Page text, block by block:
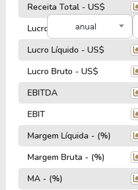
anual
Receita Total - US$
Lucro Operacional - US$
Lucro Líquido - US$
Lucro Bruto - US$
EBITDA
EBIT
Margem Líquida - (%)
Margem Bruta - (%)
MA - (%)